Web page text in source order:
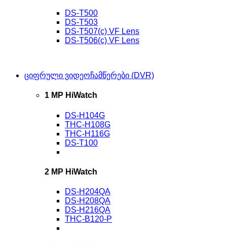
DS-T500
DS-T503
DS-T507(c) VF Lens
DS-T506(c) VF Lens
ციფრული ვიდეოჩამწერები (DVR)
1 MP HiWatch
DS-H104G
THC-H108G
THC-H116G
DS-T100
2 MP HiWatch
DS-H204QA
DS-H208QA
DS-H216QA
THC-B120-P